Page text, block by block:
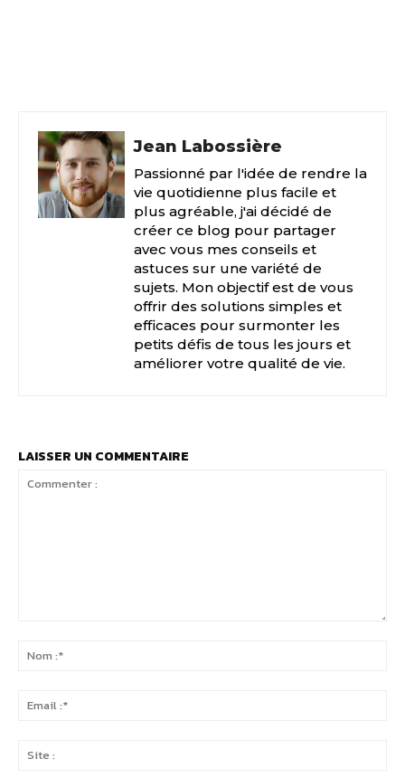
Jean Labossière
Passionné par l'idée de rendre la
vie quotidienne plus facile et
plus agréable, j'ai décidé de
créer ce blog pour partager
avec vous mes conseils et
astuces sur une variété de
sujets. Mon objectif est de vous
offrir des solutions simples et
efficaces pour surmonter les
petits défis de tous les jours et
améliorer votre qualité de vie.
LAISSER UN COMMENTAIRE